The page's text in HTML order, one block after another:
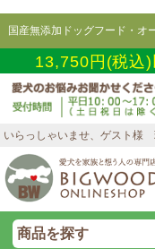
国産無添加ドッグフード・オ
13,750円(税込
いらっしゃいませ、ゲスト様